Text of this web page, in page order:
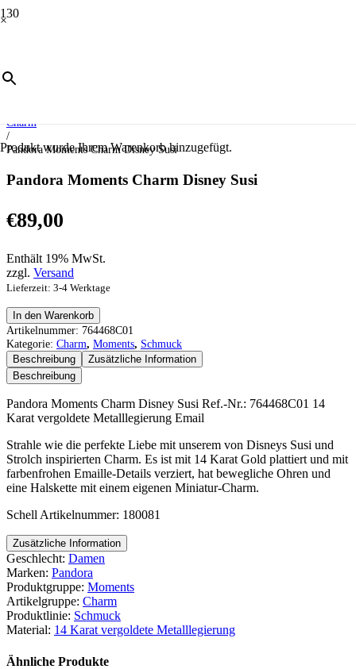
×
Produktwurde Ihrem Warenkorb hinzugefügt.
/
Charm
/
Pandora Moments Charm Disney Susi
Pandora Moments Charm Disney Susi
€89,00
Enthält 19% MwSt.
zzgl. Versand
Lieferzeit: 3-4 Werktage
Pandora
Moments
Charm
Disney
Susi
Menge
In den Warenkorb
Artikelnummer: 764468C01
Kategorie: Charm, Moments, Schmuck
Beschreibung
Zusätzliche Information
Beschreibung
Pandora Moments Charm Disney Susi Ref.-Nr.: 764468C01 14
Karat vergoldete Metalllegierung Email
Strahle wie die perfekte Liebe mit unserem von Disneys Susi und
Strolch inspirierten Charm. Es ist mit 14 Karat Gold plattiert und mit
farbenfrohen Emaille-Details verziert, hat bewegliche Ohren und
eine Halskette mit einem eigenen Miniatur-Charm.
Schell Artikelnummer: 180081
Zusätzliche Information
Geschlecht: Damen
Marken: Pandora
Produktgruppe: Moments
Artikelgruppe: Charm
Produktlinie: Schmuck
Material: 14 Karat vergoldete Metalllegierung
Ähnliche Produkte